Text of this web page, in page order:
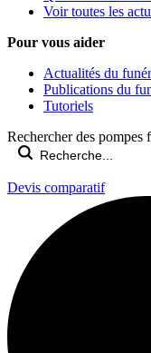
Voir toutes les
Pour vous aider
Actualités du
Publications du
Tutoriels
Rechercher des pompes
Devis comparatif